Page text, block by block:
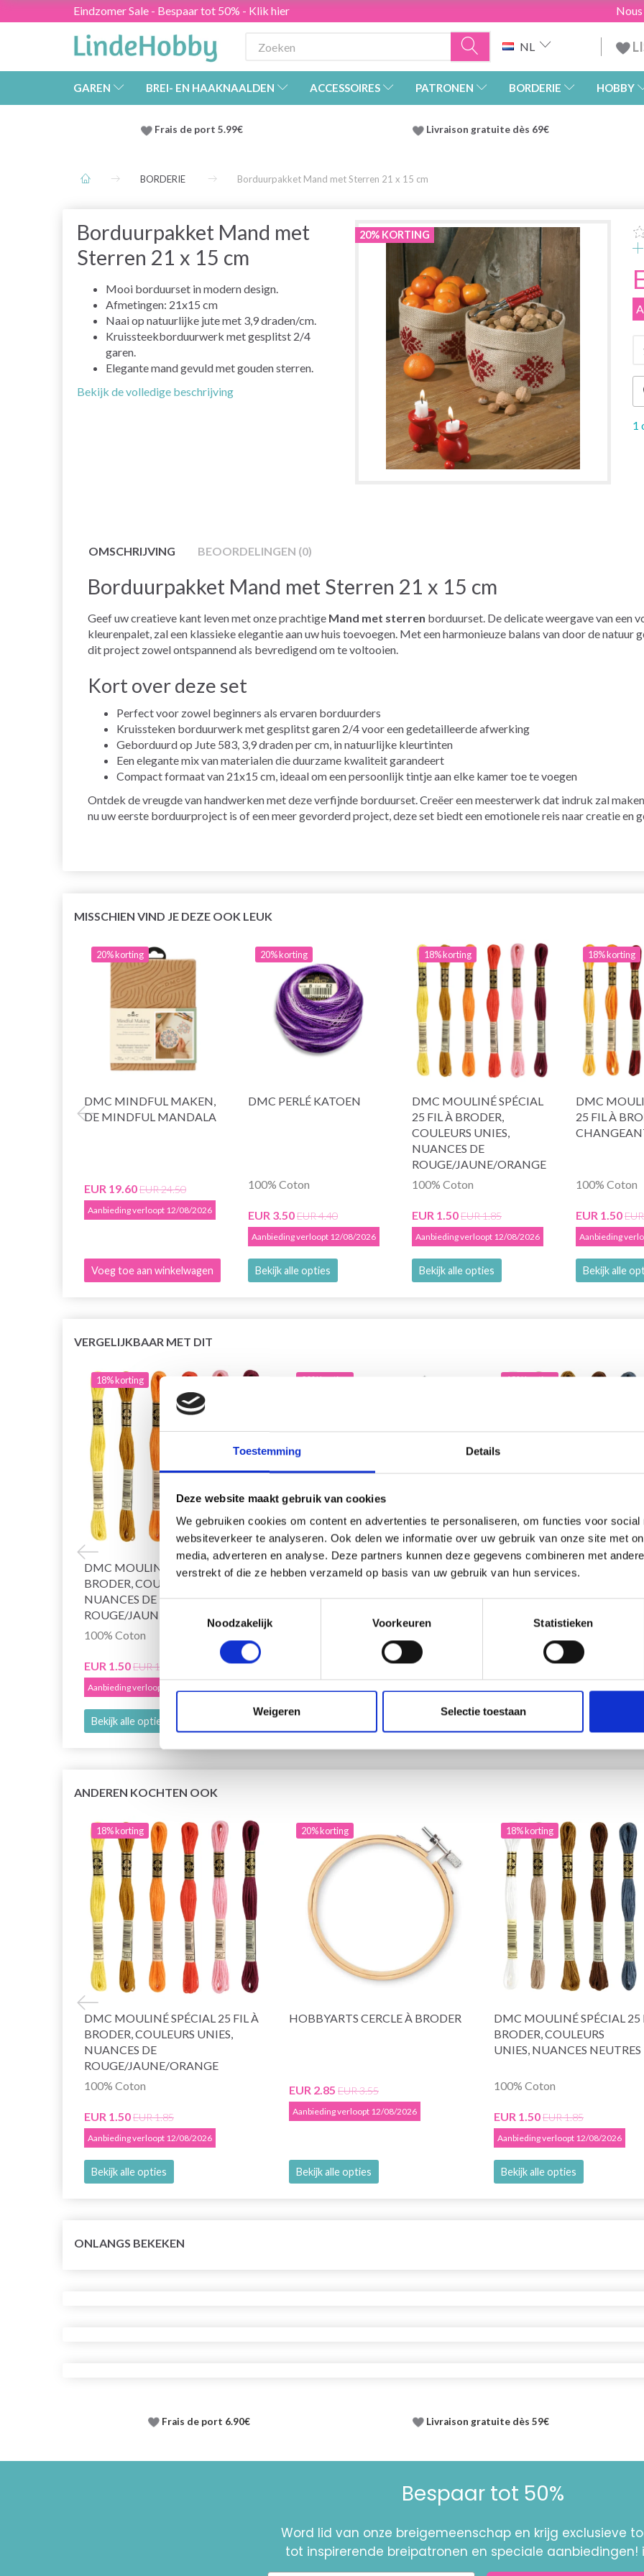
Toestemming Details
Deze website maakt gebruik van cookies
We gebruiken cookies om content en advertenties te personaliseren, om functies voor social
websiteverkeer te analyseren. Ook delen we informatie over uw gebruik van onze site met
media, adverteren en analyse. Deze partners kunnen deze gegevens combineren met
verstrekt of die ze hebben verzameld op basis van uw gebruik van hun services.
Noodzakelijk
Voorkeuren Statistieken
Weigeren Selectie toestaan
Eindzomer Sale - Bespaar tot 50% - Klik hier
NL
GAREN BREI- EN HAAKNAALDEN ACCESSOIRES PATRONEN BORDERIE HOBBY
Frais de port 5.99€ Livraison gratuite dès 69€
BORDERIE Borduurpakket Mand met Sterren 21 x 15 cm
Borduurpakket Mand met
Sterren 21 x 15 cm
Mooi borduurset in modern design.
Afmetingen: 21x15 cm
Naai op natuurlijke jute met 3,9 draden/cm.
Kruissteekborduurwerk met gesplitst 2/4
garen.
Elegante mand gevuld met gouden sterren.
Bekijk de volledige beschrijving
20% KORTING
1
OMSCHRIJVING BEOORDELINGEN (0)
Borduurpakket Mand met Sterren 21 x 15 cm
Geef uw creatieve kant leven met onze prachtige Mand met sterren borduurset. De delicate weergave van een
kleurenpalet, zal een klassieke elegantie aan uw huis toevoegen. Met een harmonieuze balans van door de natuur
dit project zowel ontspannend als bevredigend om te voltooien.
Kort over deze set
Perfect voor zowel beginners als ervaren borduurders
Kruissteken borduurwerk met gesplitst garen 2/4 voor een gedetailleerde afwerking
Geborduurd op Jute 583, 3,9 draden per cm, in natuurlijke kleurtinten
Een elegante mix van materialen die duurzame kwaliteit garandeert
Compact formaat van 21x15 cm, ideaal om een persoonlijk tintje aan elke kamer toe te voegen
Ontdek de vreugde van handwerken met deze verfijnde borduurset. Creëer een meesterwerk dat indruk zal
nu uw eerste borduurproject is of een meer gevorderd project, deze set biedt een emotionele reis naar creatie en
MISSCHIEN VIND JE DEZE OOK LEUK
20% korting
DMC MINDFUL MAKEN,
DE MINDFUL MANDALA
EUR 19.60EUR 24.50
Aanbieding verloopt 12/08/2026
Voeg toe aan winkelwagen
20% korting
DMC PERLÉ KATOEN
100% Coton
EUR 3.50EUR 4.40
Aanbieding verloopt 12/08/2026
Bekijk alle opties
18% korting
DMC MOULINÉ SPÉCIAL
25 FIL À BRODER,
COULEURS UNIES,
NUANCES DE
ROUGE/JAUNE/ORANGE
100% Coton
EUR 1.50EUR 1.85
Aanbieding verloopt 12/08/2026
Bekijk alle opties
18% korting
DMC
25 FIL À
100% Coton
EUR 1.50
Aanbieding
Bekijk alle
VERGELIJKBAAR MET DIT
18% korting
DMC MOULINÉ SPÉCIAL 25 FIL À
BRODER, COULEURS UNIES,
NUANCES DE
ROUGE/JAUNE/ORANGE
100% Coton
EUR 1.50EUR 1.85
Aanbieding verloopt 12/08/2026
Bekijk alle opties
20% korting
HOBBYARTS CERCLE À BRODER
Aanbieding verloopt 12/08/2026
18% korting
DMC MOULINÉ SPÉCIAL 25
UNIES, NUANCES NEUTRES
EUR 1.85
ANDEREN KOCHTEN OOK
18% korting
DMC MOULINÉ SPÉCIAL 25 FIL À
BRODER, COULEURS UNIES,
NUANCES DE
ROUGE/JAUNE/ORANGE
100% Coton
EUR 1.50EUR 1.85
Aanbieding verloopt 12/08/2026
Bekijk alle opties
20% korting
HOBBYARTS CERCLE À BRODER
EUR 2.85 EUR 3.55
Aanbieding verloopt 12/08/2026
Bekijk alle opties
18% korting
DMC MOULINÉ SPÉCIAL 25
BRODER, COULEURS
UNIES, NUANCES NEUTRES
100% Coton
EUR 1.50EUR 1.85
Aanbieding verloopt 12/08/2026
Bekijk alle opties
ONLANGS BEKEKEN
Frais de port 6.90€ Livraison gratuite dès 59€
Bespaar tot 50%
Word lid van onze breigemeenschap en krijg exclusieve
tot inspirerende breipatronen en speciale aanbiedingen!